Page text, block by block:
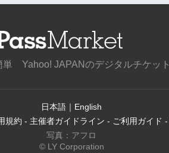
単 Yahoo! JAPANのデジタルチケット
日本語 ｜ English
規約 - 主催者ガイドライン - ご利用ガイド -
写真：アフロ
© LY Corporation